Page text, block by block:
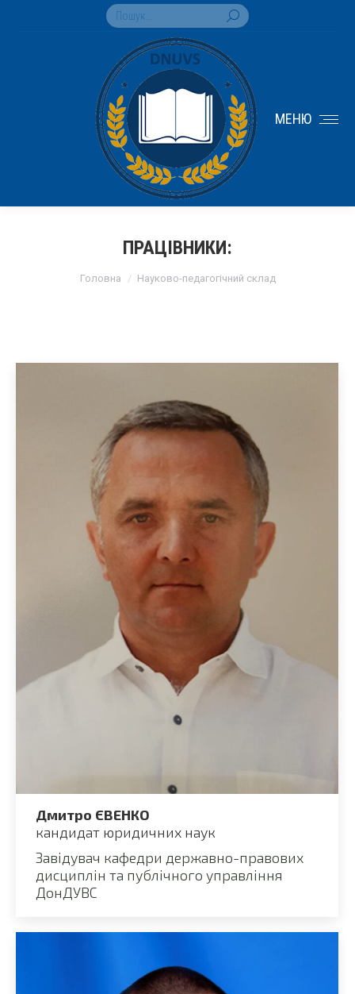
Search:
МЕНЮ
ПРАЦІВНИКИ:
Головна Науково-педагогічний склад
Дмитро ЄВЕНКО
кандидат юридичних наук
Завідувач кафедри державно-правових
дисциплін та публічного управління
ДонДУВС